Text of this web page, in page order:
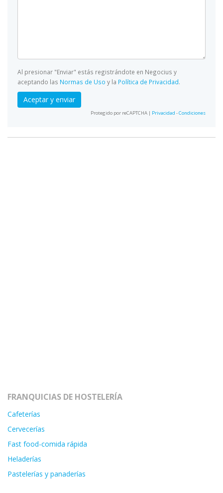
Al presionar "Enviar" estás registrándote en Negocius y
aceptando las Normas de Uso y la Política de Privacidad.
Aceptar y enviar
Protegido por reCAPTCHA | Privacidad -Condiciones
FRANQUICIAS DE HOSTELERÍA
Cafeterías
Cervecerías
Fast food-comida rápida
Heladerías
Pastelerías y panaderías